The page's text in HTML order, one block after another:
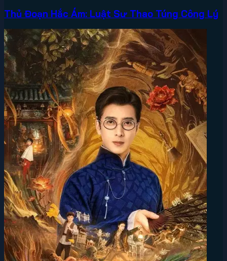
Thủ Đoạn Hắc Ám: Luật Sư Thao Túng Công Lý